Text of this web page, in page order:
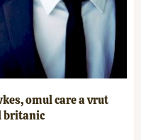
omul care a vrut
britanic